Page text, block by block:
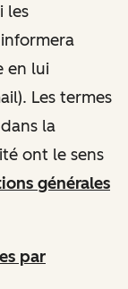
les
en lui
Les termes
la
ont le sens
générales
par